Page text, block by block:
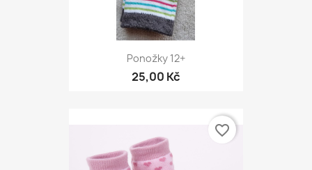
Ponožky 12+
25,00 Kč
favorite_border